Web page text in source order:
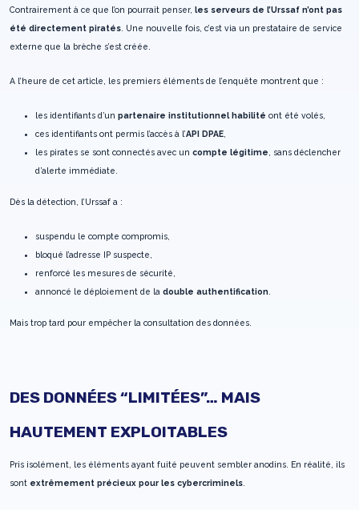
Contrairement à ce que l’on pourrait penser, les serveurs de l’Urssaf n’ont pas
été directement piratés . Une nouvelle fois, c’est via un prestataire de service
externe que la brèche s’est créée.
A l’heure de cet article, les premiers éléments de l’enquête montrent que :
les identifiants d’un partenaire institutionnel habilité ont été volés,
ces identifiants ont permis l’accès à l’API DPAE
les pirates se sont connectés avec un compte légitime , sans déclencher
d’alerte immédiate.
Dès la détection, l’Urssaf a :
suspendu le compte compromis,
bloqué l’adresse IP suspecte,
renforcé les mesures de sécurité,
annoncé le déploiement de la double authentification
Mais trop tard pour empêcher la consultation des données.
DES DONNÉES “LIMITÉES”… MAIS
HAUTEMENT EXPLOITABLES
Pris isolément, les éléments ayant fuité peuvent sembler anodins. En réalité, ils
sont extrêmement précieux pour les cybercriminels